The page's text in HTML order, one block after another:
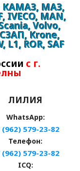
КАМАЗ, МАЗ,
IVECO, MAN,
Volvo,
Krone,
L1, ROR, SAF
с г.
ЛИЛИЯ
WhatsApp:
(962) 579-23-82
Телефон:
(962) 579-23-82
ICQ: